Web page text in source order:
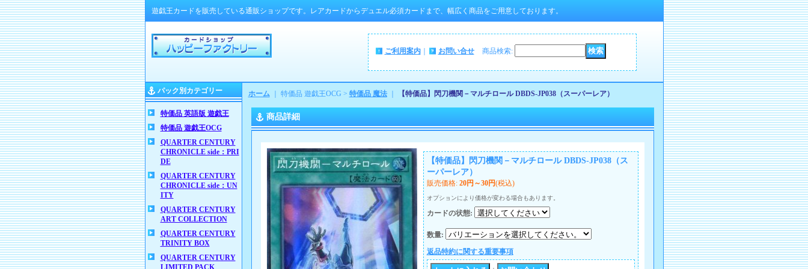
遊戯王カードを販売している通販ショップです。レアカードからデュエル必須カードまで、幅広く商品をご用意しております。
ご利用案内｜ お問い合せ 商品検索:
パック別カテゴリー
特価品 英語版 遊戯王
特価品 遊戯王OCG
QUARTER CENTURY
CHRONICLE side：PRI
DE
QUARTER CENTURY
CHRONICLE side：UN
ITY
QUARTER CENTURY
ART COLLECTION
QUARTER CENTURY
TRINITY BOX
QUARTER CENTURY
LIMITED PACK
ホーム｜ 特価品 遊戯王OCG > 特価品 魔法｜ 【特価品】閃刀機関－マルチロール DBDS-JP038（スーパーレア）
商品詳細
【特価品】閃刀機関－マルチロール DBDS-JP038（ス
ーパーレア）
販売価格: 20円～30円(税込)
オプションにより価格が変わる場合もあります。
カードの状態:
数量:
返品特約に関する重要事項